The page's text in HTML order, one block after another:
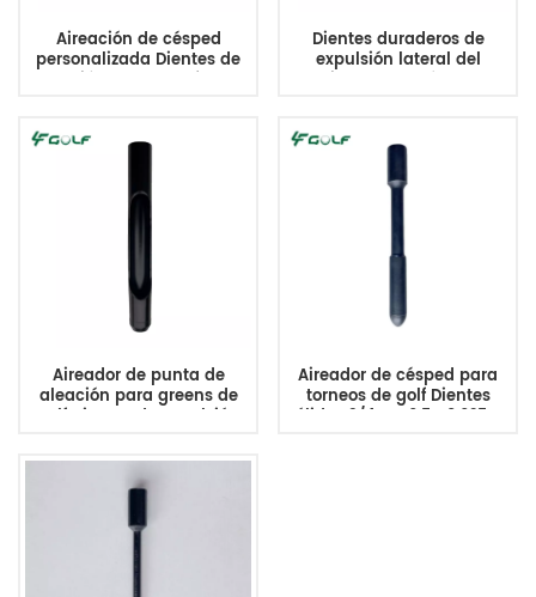
Aireación de césped
personalizada Dientes de
expulsión lateral profundos
Dientes duraderos de
expulsión lateral del
aireador de césped
Aireador de punta de
aleación para greens de
golf Dientes de expulsión
3/4MTx5.9Lx0.488ID
Aireador de césped para
torneos de golf Dientes
sólidos 3/4MTx6.5Lx0.625OD